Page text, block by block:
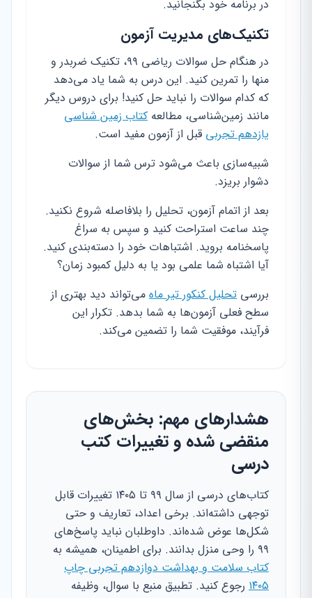
در برنامه خود بگنجانید.
تکنیک‌های مدیریت آزمون
در هنگام حل سوالات ریاضی ۹۹، تکنیک ضربدر و
منها را تمرین کنید. این درس به شما یاد می‌دهد
که کدام سوالات را نباید حل کنید! برای دروس دیگر
مانند زمین‌شناسی، مطالعه کتاب زمین شناسی
یازدهم تجربی قبل از آزمون مفید است.
شبیه‌سازی باعث می‌شود ترس شما از سوالات
دشوار بریزد.
بعد از اتمام آزمون، تحلیل را بلافاصله شروع نکنید.
چند ساعت استراحت کنید و سپس به سراغ
پاسخنامه بروید. اشتباهات خود را دسته‌بندی کنید.
آیا اشتباه شما علمی بود یا به دلیل کمبود زمان؟
بررسی تحلیل کنکور تیر ماه می‌تواند دید بهتری از
سطح فعلی آزمون‌ها به شما بدهد. تکرار این
فرآیند، موفقیت شما را تضمین می‌کند.
هشدارهای مهم: بخش‌های
منقضی شده و تغییرات کتب
درسی
کتاب‌های درسی از سال ۹۹ تا ۱۴۰۵ تغییرات قابل
توجهی داشته‌اند. برخی اعداد، تعاریف و حتی
شکل‌ها عوض شده‌اند. داوطلبان نباید پاسخ‌های
۹۹ را وحی منزل بدانند. برای اطمینان، همیشه به
کتاب سلامت و بهداشت دوازدهم تجربی چاپ
۱۴۰۵ رجوع کنید. تطبیق منبع با سوال، وظیفه